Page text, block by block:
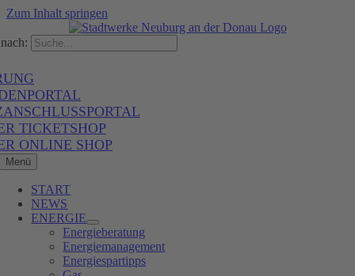
Zum Inhalt springen
TICKETSHOP
ONLINE SHOP
Menü
START
NEWS
ENERGIE
Energieberatung
Energiemanagement
Energiespartipps